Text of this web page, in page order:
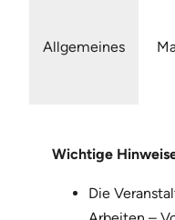
Allgemeines
Wichtige
Die